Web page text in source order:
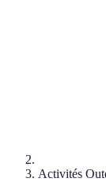
Activités